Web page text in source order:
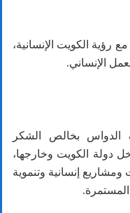
رؤية الكويت الإنسانية،
الإنساني.
الدواس بخالص الشكر
دولة الكويت وخارجها،
إنسانية وتنموية
المستمرة.